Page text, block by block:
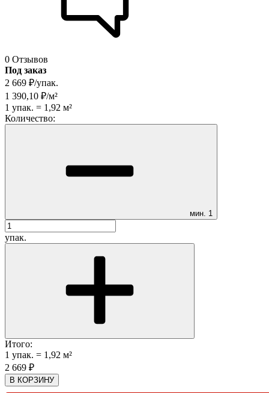
0 Отзывов
Под заказ
2 669 ₽/упак.
1 390,10 ₽/м²
1 упак. = 1,92 м²
Количество:
мин. 1
упак.
Итого:
1 упак. = 1,92 м²
2 669 ₽
В КОРЗИНУ